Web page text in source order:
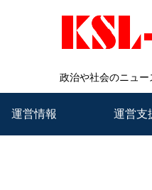
政治や社会のニュ
運営情報 運営支